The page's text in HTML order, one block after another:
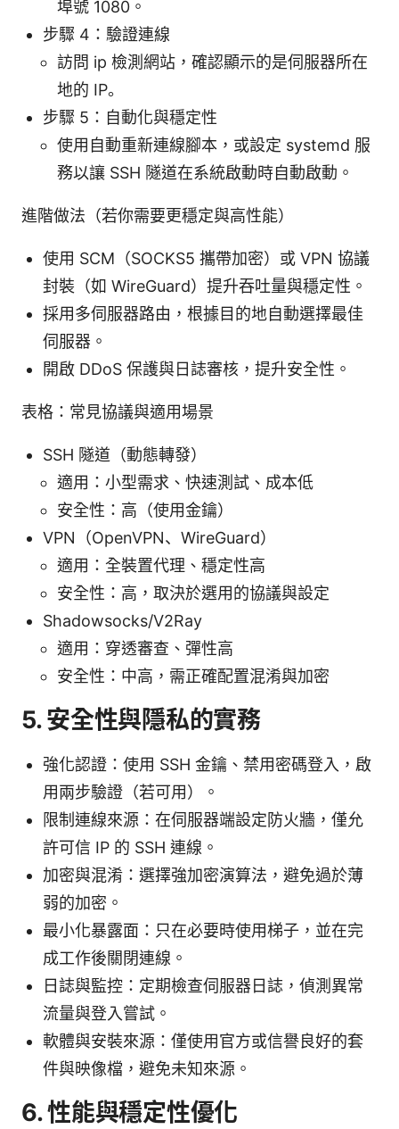
埠號 1080。
步驟 4：驗證連線
訪問 ip 檢測網站，確認顯示的是伺服器所在
地的 IP。
步驟 5：自動化與穩定性
使用自動重新連線腳本，或設定 systemd 服
務以讓 SSH 隧道在系統啟動時自動啟動。
進階做法（若你需要更穩定與高性能）
使用 SCM（SOCKS5 攜帶加密）或 VPN 協議
封裝（如 WireGuard）提升吞吐量與穩定性。
採用多伺服器路由，根據目的地自動選擇最佳
伺服器。
開啟 DDoS 保護與日誌審核，提升安全性。
表格：常見協議與適用場景
SSH 隧道（動態轉發）
適用：小型需求、快速測試、成本低
安全性：高（使用金鑰）
VPN（OpenVPN、WireGuard）
適用：全裝置代理、穩定性高
安全性：高，取決於選用的協議與設定
Shadowsocks/V2Ray
適用：穿透審查、彈性高
安全性：中高，需正確配置混淆與加密
5. 安全性與隱私的實務
強化認證：使用 SSH 金鑰、禁用密碼登入，啟
用兩步驗證（若可用）。
限制連線來源：在伺服器端設定防火牆，僅允
許可信 IP 的 SSH 連線。
加密與混淆：選擇強加密演算法，避免過於薄
弱的加密。
最小化暴露面：只在必要時使用梯子，並在完
成工作後關閉連線。
日誌與監控：定期檢查伺服器日誌，偵測異常
流量與登入嘗試。
軟體與安裝來源：僅使用官方或信譽良好的套
件與映像檔，避免未知來源。
6. 性能與穩定性優化